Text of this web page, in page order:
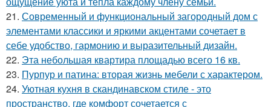
21. Современный и функциональный загородный дом с
элементами классики и яркими акцентами сочетает в
себе удобство, гармонию и выразительный дизайн.
22. Эта небольшая квартира площадью всего 16 кв.
23. Пурпур и патина: вторая жизнь мебели с характером.
24. Уютная кухня в скандинавском стиле - это
пространство, где комфорт сочетается с